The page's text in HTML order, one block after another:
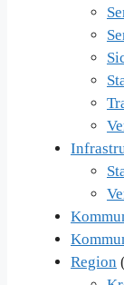
Region